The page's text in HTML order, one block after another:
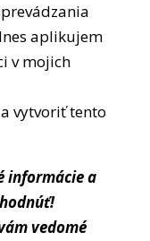
aplikujem
v mojich
vytvoriť tento
informácie a
vedomé